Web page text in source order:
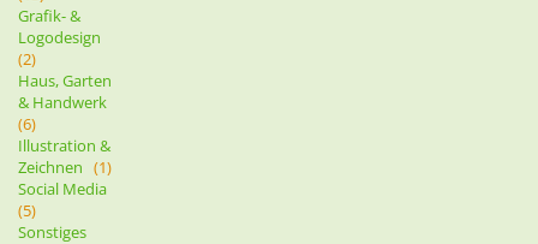
Grafik- &
Logodesign
(2)
Haus, Garten
& Handwerk
(6)
Illustration &
Zeichnen (1)
Social Media
(5)
Sonstiges